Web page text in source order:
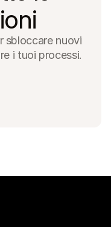
sbloccare nuovi
i tuoi processi.